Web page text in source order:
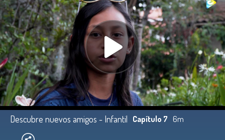
Descubre nuevos amigos - Infantil Capítulo 7 6m